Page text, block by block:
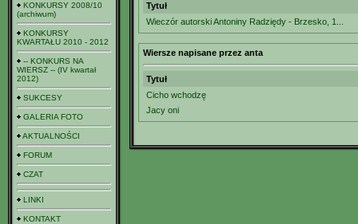
KONKURSY 2008/10
(archiwum)
KONKURSY
KWARTAŁU 2010 - 2012
-- KONKURS NA
WIERSZ -- (IV kwartał
2012)
SUKCESY
GALERIA FOTO
AKTUALNOŚCI
FORUM
CZAT
LINKI
KONTAKT
Tytuł
Wieczór autorski Antoniny Radziędy - Brzesko, 1...
Wiersze napisane przez anta
Tytuł
Cicho wchodzę
Jacy oni